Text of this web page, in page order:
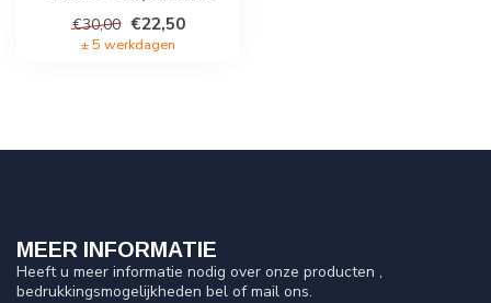
€30,00 €22,50
± 5 werkdagen
MEER INFORMATIE
Heeft u meer informatie nodig over onze producten ,
bedrukkingsmogelijkheden bel of mail ons.